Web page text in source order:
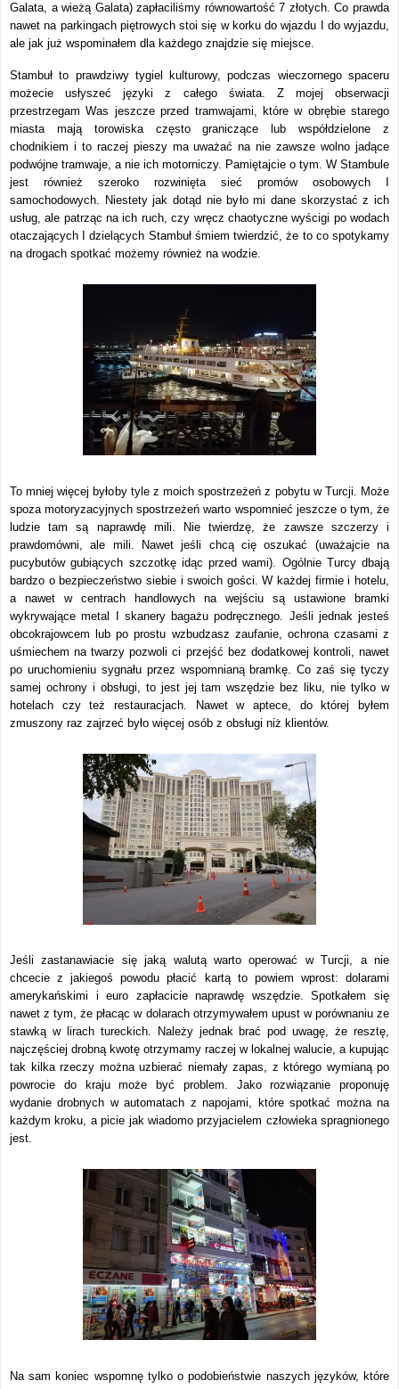
Galata, a wieżą Galata) zapłaciliśmy równowartość 7 złotych. Co prawda
nawet na parkingach piętrowych stoi się w korku do wjazdu I do wyjazdu,
ale jak już wspominałem dla każdego znajdzie się miejsce.
Stambuł to prawdziwy tygiel kulturowy, podczas wieczornego spaceru
możecie usłyszeć języki z całego świata. Z mojej obserwacji
przestrzegam Was jeszcze przed tramwajami, które w obrębie starego
miasta mają torowiska często graniczące lub współdzielone z
chodnikiem i to raczej pieszy ma uważać na nie zawsze wolno jadące
podwójne tramwaje, a nie ich motorniczy. Pamiętajcie o tym. W Stambule
jest również szeroko rozwinięta sieć promów osobowych I
samochodowych. Niestety jak dotąd nie było mi dane skorzystać z ich
usług, ale patrząc na ich ruch, czy wręcz chaotyczne wyścigi po wodach
otaczających I dzielących Stambuł śmiem twierdzić, że to co spotykamy
na drogach spotkać możemy również na wodzie.
To mniej więcej byłoby tyle z moich spostrzeżeń z pobytu w Turcji. Może
spoza motoryzacyjnych spostrzeżeń warto wspomnieć jeszcze o tym, że
ludzie tam są naprawdę mili. Nie twierdzę, że zawsze szczerzy i
prawdomówni, ale mili. Nawet jeśli chcą cię oszukać (uważajcie na
pucybutów gubiących szczotkę idąc przed wami). Ogólnie Turcy dbają
bardzo o bezpieczeństwo siebie i swoich gości. W każdej firmie i hotelu,
a nawet w centrach handlowych na wejściu są ustawione bramki
wykrywające metal I skanery bagażu podręcznego. Jeśli jednak jesteś
obcokrajowcem lub po prostu wzbudzasz zaufanie, ochrona czasami z
uśmiechem na twarzy pozwoli ci przejść bez dodatkowej kontroli, nawet
po uruchomieniu sygnału przez wspomnianą bramkę. Co zaś się tyczy
samej ochrony i obsługi, to jest jej tam wszędzie bez liku, nie tylko w
hotelach czy też restauracjach. Nawet w aptece, do której byłem
zmuszony raz zajrzeć było więcej osób z obsługi niż klientów.
Jeśli zastanawiacie się jaką walutą warto operować w Turcji, a nie
chcecie z jakiegoś powodu płacić kartą to powiem wprost: dolarami
amerykańskimi i euro zapłacicie naprawdę wszędzie. Spotkałem się
nawet z tym, że płacąc w dolarach otrzymywałem upust w porównaniu ze
stawką w lirach tureckich. Należy jednak brać pod uwagę, że resztę,
najczęściej drobną kwotę otrzymamy raczej w lokalnej walucie, a kupując
tak kilka rzeczy można uzbierać niemały zapas, z którego wymianą po
powrocie do kraju może być problem. Jako rozwiązanie proponuję
wydanie drobnych w automatach z napojami, które spotkać można na
każdym kroku, a picie jak wiadomo przyjacielem człowieka spragnionego
jest.
Na sam koniec wspomnę tylko o podobieństwie naszych języków, które